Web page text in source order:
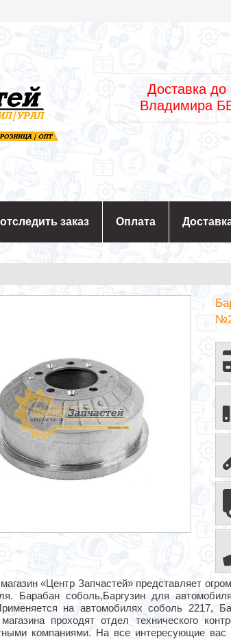
Доставка
Владимира
заказ Оплата
«Центр Запчастей» представляет
Барабан соболь,Баргузин для
на автомобилях соболь 2217,
магазина проходят отдел технического
компаниями. На все интересующие